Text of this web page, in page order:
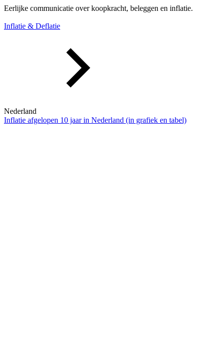
Eerlijke communicatie over koopkracht, beleggen en inflatie.
Inflatie & Deflatie
Nederland
Inflatie afgelopen 10 jaar in Nederland (in grafiek en tabel)